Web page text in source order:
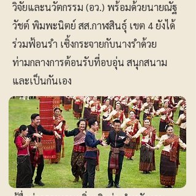
วิจัยและนวัตกรรม (อว.) พร้อมด้วยนายณัฐ
วัชต์ พิมพะนิตย์ สส.กาฬสินธุ์ เขต 4 ยังได้
ร่วมฟ้อนรำ เซิ้งกระจายกับนางรำด้วย
ท่ามกลางการต้อนรับที่อบอุ่น สนุกสนาม
และเป็นกันเอง